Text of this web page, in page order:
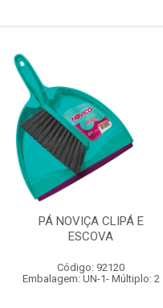
PÁ NOVIÇA CLIPÁ E
ESCOVA
Código: 92120
Embalagem: UN-1- Múltiplo: 2